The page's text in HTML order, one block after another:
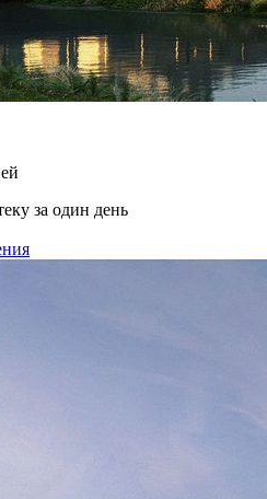
за один день